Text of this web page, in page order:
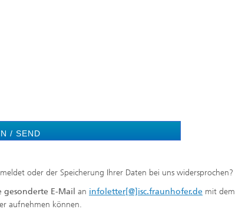
/ SEND
oder der Speicherung Ihrer Daten bei uns widersprochen?
gesonderte E-Mail an infoletter[@]isc.fraunhofer.de mit dem
aufnehmen können.